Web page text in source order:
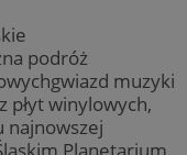
podróż
muzyki
płyt winylowych,
najnowszej